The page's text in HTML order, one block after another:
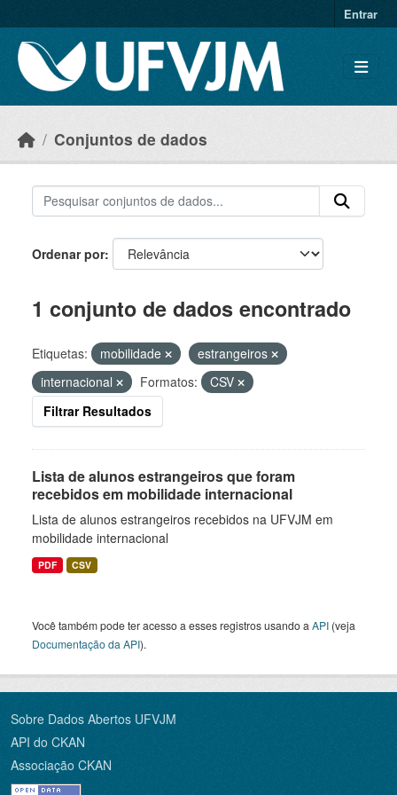
Entrar
Conjuntos de dados
Ordenar por
1 conjunto de dados encontrado
Etiquetas: mobilidade
estrangeiros
internacional
Formatos:
CSV
Filtrar Resultados
Lista de alunos estrangeiros que foram
recebidos em mobilidade internacional
Lista de alunos estrangeiros recebidos na UFVJM em
mobilidade internacional
PDF CSV
Você também pode ter acesso a esses registros usando a API (veja
Documentação da API).
Sobre Dados Abertos UFVJM
API do CKAN
Associação CKAN